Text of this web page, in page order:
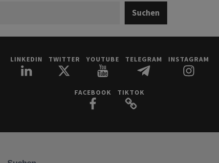
Suchen
LINKEDIN TWITTER YOUTUBE TELEGRAM INSTAGRAM
FACEBOOK TIKTOK